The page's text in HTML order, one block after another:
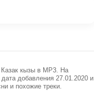
кызы в MP3. На
добавления 27.01.2020 и
и похожие треки.